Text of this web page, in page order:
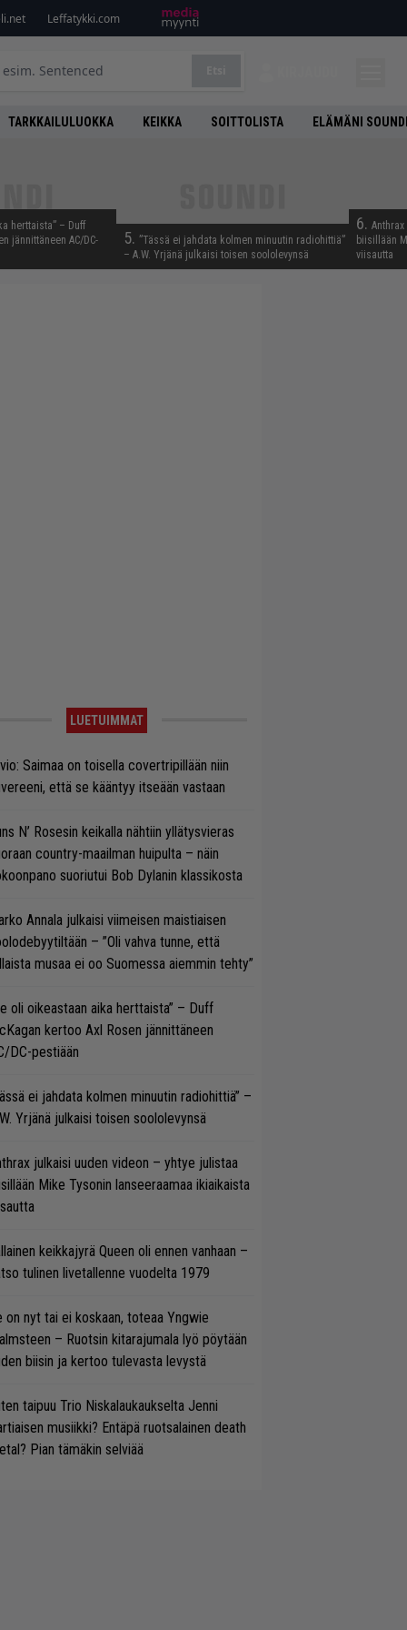
Leffatykki.com
TARKKAILULUOKKA KEIKKA SOITTOLISTA ELÄMÄNI
herttaista” – Duff
jännittäneen AC/DC-
5. ”Tässä ei jahdata kolmen minuutin radiohittiä”
– A.W. Yrjänä julkaisi toisen soololevynsä
6.
biisillään
viisautta
LUETUIMMAT
Saimaa on toisella covertripillään niin
että se kääntyy itseään vastaan
N’ Rosesin keikalla nähtiin yllätysvieras
country-maailman huipulta – näin
suoriutui Bob Dylanin klassikosta
Annala julkaisi viimeisen maistiaisen
– ”Oli vahva tunne, että
musaa ei oo Suomessa aiemmin tehty”
oli oikeastaan aika herttaista” – Duff
kertoo Axl Rosen jännittäneen
DC-pestiään
ei jahdata kolmen minuutin radiohittiä” –
Yrjänä julkaisi toisen soololevynsä
julkaisi uuden videon – yhtye julistaa
Mike Tysonin lanseeraamaa ikiaikaista
keikkajyrä Queen oli ennen vanhaan –
tulinen livetallenne vuodelta 1979
on nyt tai ei koskaan, toteaa Yngwie
– Ruotsin kitarajumala lyö pöytään
biisin ja kertoo tulevasta levystä
taipuu Trio Niskalaukaukselta Jenni
musiikki? Entäpä ruotsalainen death
Pian tämäkin selviää